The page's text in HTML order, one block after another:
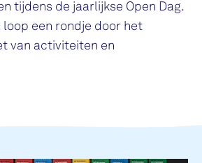
tijdens de jaarlijkse Open Dag.
loop een rondje door het
van activiteiten en